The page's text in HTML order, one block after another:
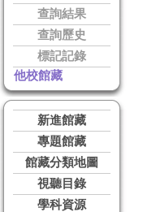
查詢結果
查詢歷史
標記記錄
他校館藏
新進館藏
專題館藏
館藏分類地圖
視聽目錄
學科資源